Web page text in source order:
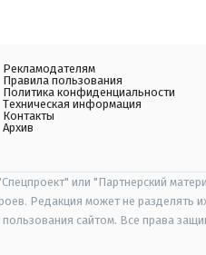
Рекламодателям
Правила пользования
Политика конфиденциальности
Техническая информация
Контакты
Архив
или "Партнерский
Редакция может не разделять
пользования сайтом. Все права